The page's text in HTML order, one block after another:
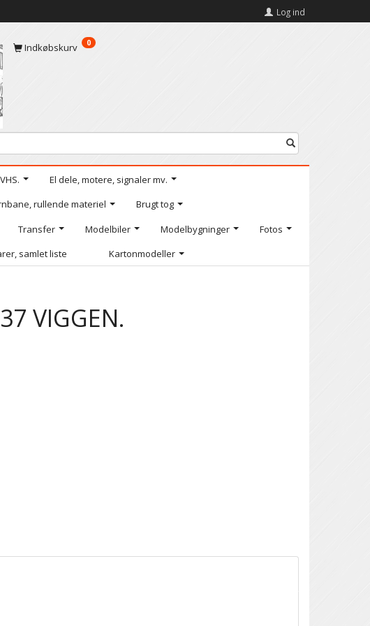
Log ind
Indkøbskurv 0
El dele, motere, signaler mv.
rullende materiel
Brugt tog
Transfer Modelbiler Modelbygninger
Fotos
samlet liste Kartonmodeller
VIGGEN.